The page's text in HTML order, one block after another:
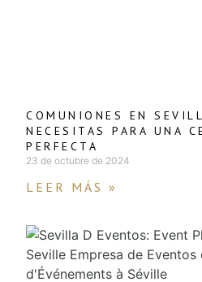
COMUNIONES EN
NECESITAS PARA UNA
PERFECTA
23 de octubre de 2024
LEER MÁS »